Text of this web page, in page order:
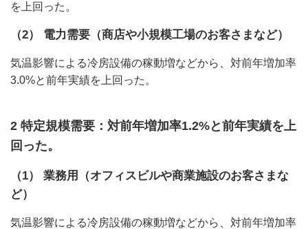
を上回った。
（2） 電力需要（商店や小規模工場のお客さまなど）
気温影響による冷房設備の稼動増などから、対前年増加率
3.0%と前年実績を上回った。
2 特定規模需要：対前年増加率1.2%と前年実績を上
回った。
（1） 業務用（オフィスビルや商業施設のお客さまな
ど）
気温影響による冷房設備の稼動増などから、対前年増加率